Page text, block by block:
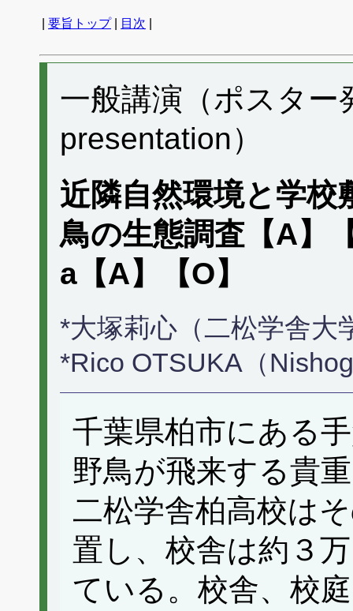
要旨トップ| 目次
一般講演（ポスタ
presentation）
近隣自然環境と学校
鳥の生態調査【A】
a【A】【O】
*大塚莉心（二松学舎大
*Rico OTSUKA（
千葉県柏市にある
野鳥が飛来する貴
二松学舎柏高校は
置し、校舎は約３
ている。校舎、校